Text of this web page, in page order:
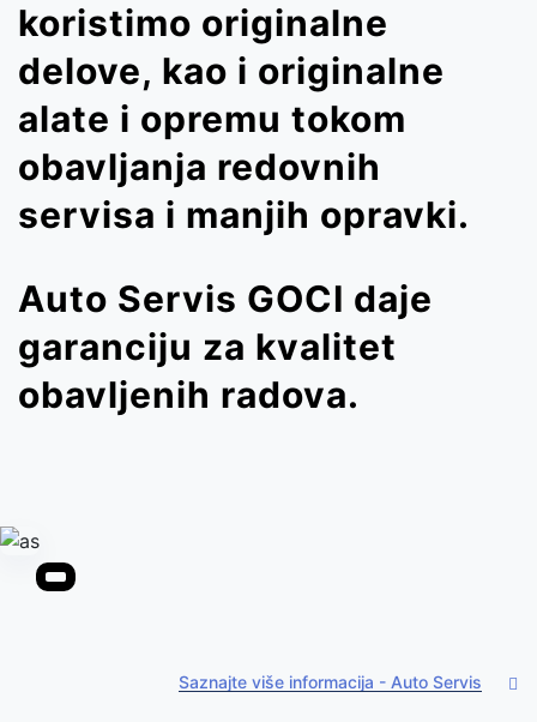
koristimo originalne
delove, kao i originalne
alate i opremu tokom
obavljanja redovnih
servisa i manjih opravki.
Auto Servis GOCI daje
garanciju za kvalitet
obavljenih radova.
Saznajte više informacija - Auto Servis